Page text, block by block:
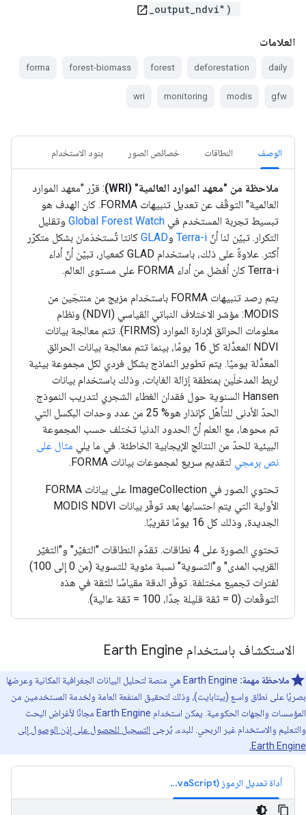
_output_ndvi")
open_in_new
العلامات
daily
deforestation
forest
forest-biomass
forma
gfw
modis
monitoring
wri
الوصف النطاقات خصائص الصور بنود الاستخدام
ملاحظة من "معهد الموارد العالمية" (WRI)
: قرّر "معهد الموارد
العالمية" التوقّف عن تعديل تنبيهات FORMA. كان الهدف هو
تبسيط تجربة المستخدم في Global Forest Watch وتقليل
التكرار. تبيّن لنا أنّ Terra-i وGLAD كانتا تُستخدَمان بشكل متكرّر
أكثر. علاوةً على ذلك، باستخدام GLAD كمعيار، تبيّن أنّ أداء
Terra-i كان أفضل من أداء FORMA على مستوى العالم.
يتم رصد تنبيهات FORMA باستخدام مزيج من منتجَين من
MODIS: مؤشر الاختلاف النباتي القياسي (NDVI) ونظام
معلومات الحرائق لإدارة الموارد (FIRMS). تتم معالجة بيانات
NDVI المعدَّلة كل 16 يومًا، بينما تتم معالجة بيانات الحرائق
المعدَّلة يوميًا. يتم تطوير النماذج بشكل فردي لكل مجموعة بيئية
لربط المدخلَين بمنطقة إزالة الغابات، وذلك باستخدام بيانات
Hansen السنوية حول فقدان الغطاء الشجري لتدريب النموذج.
الحدّ الأدنى للتأهّل كإنذار هو% 25 من عدد وحدات البكسل التي
تم محوها، مع العلم أنّ الحدود الدنيا تختلف حسب المجموعة
البيئية للحدّ من النتائج الإيجابية الخاطئة. في ما يلي مثال على
نص برمجي لتقديم سريع لمجموعات بيانات FORMA.
تحتوي الصور في ImageCollection على بيانات FORMA
الأولية التي يتم احتسابها بعد توفّر بيانات MODIS NDVI
الجديدة، وذلك كل 16 يومًا تقريبًا.
تحتوي الصورة على 4 نطاقات. تقدّم النطاقات "التغيّر" و"التغيّر
القريب المدى" و"التسوية" نسبة مئوية للتسوية (من 0 إلى 100)
لفترات تجميع مختلفة. توفّر الدقة مقياسًا للثقة في هذه
التوقّعات (0 = ثقة قليلة جدًا، 100 = ثقة عالية).
الاستكشاف باستخدام Earth Engine
ملاحظة مهمة:
‫Earth Engine هي منصة لتحليل البيانات الجغرافية المكانية وعرضها
بصريًا على نطاق واسع (بيتابايت)، وذلك لتحقيق المنفعة العامة ولخدمة المستخدمين من
المؤسسات والجهات الحكومية. يمكن استخدام Earth Engine مجانًا لأغراض البحث
والتعليم والاستخدام غير الربحي. للبدء، يُرجى التسجيل للحصول على إذن الوصول إلى
Earth Engine.
أداة تعديل الرموز (JavaScript)